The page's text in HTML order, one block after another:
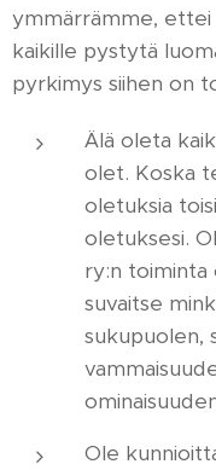
ymmärrämme, ettei
kaikille pystytä
pyrkimys siihen on
Älä oleta
olet. Koska
oletuksia
oletuksesi.
ry:n toiminta
suvaitse
sukupuolen,
Ole